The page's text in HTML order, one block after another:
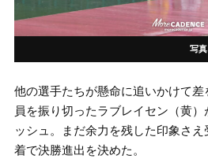
写
他の選手たちが懸命に追いかけて
員を振り切ったラブレイセン（黄
ッシュ。まだ余力を残した印象さえ
着で決勝進出を決めた。